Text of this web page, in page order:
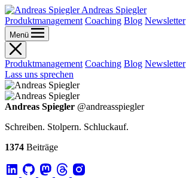
Andreas Spiegler
Produktmanagement Coaching Blog Newsletter
Menü
Produktmanagement Coaching Blog Newsletter
Lass uns sprechen
Andreas Spiegler @andreasspiegler
Schreiben. Stolpern. Schluckauf.
1374 Beiträge